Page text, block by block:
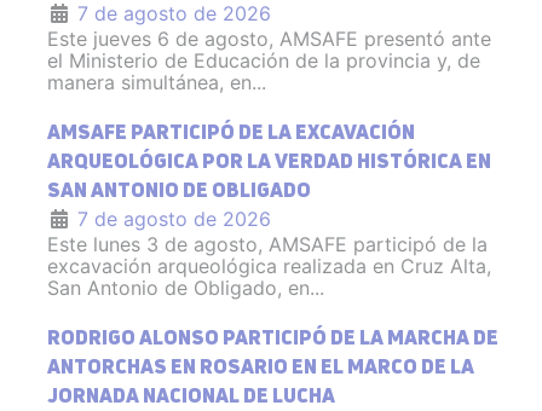
7 de agosto de 2026
Este jueves 6 de agosto, AMSAFE presentó ante
el Ministerio de Educación de la provincia y, de
manera simultánea, en...
AMSAFE PARTICIPÓ DE LA EXCAVACIÓN
ARQUEOLÓGICA POR LA VERDAD HISTÓRICA EN
SAN ANTONIO DE OBLIGADO
7 de agosto de 2026
Este lunes 3 de agosto, AMSAFE participó de la
excavación arqueológica realizada en Cruz Alta,
San Antonio de Obligado, en...
RODRIGO ALONSO PARTICIPÓ DE LA MARCHA DE
ANTORCHAS EN ROSARIO EN EL MARCO DE LA
JORNADA NACIONAL DE LUCHA